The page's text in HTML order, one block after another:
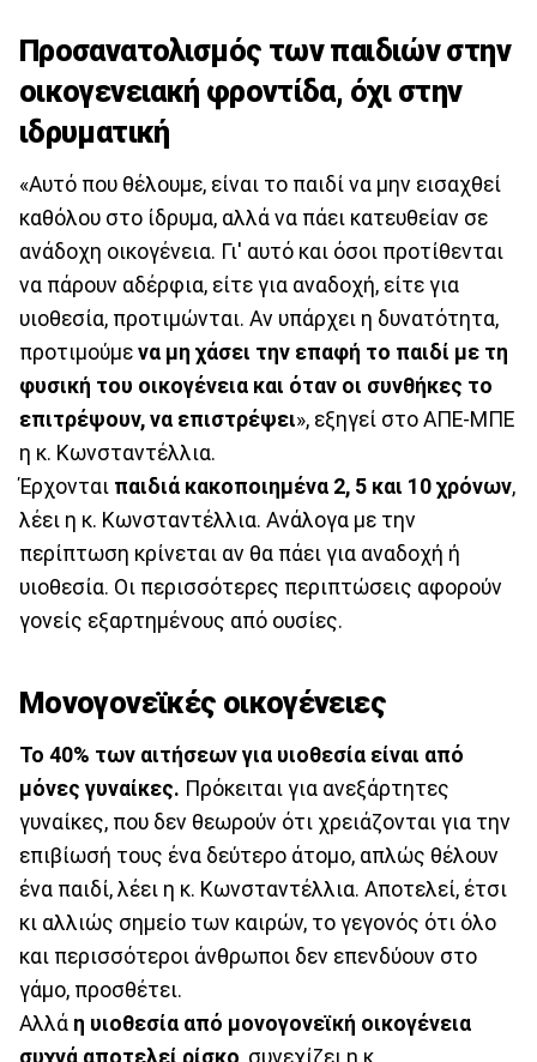
Προσανατολισμός των παιδιών στην
οικογενειακή φροντίδα, όχι στην
ιδρυματική
«Αυτό που θέλουμε, είναι το παιδί να μην εισαχθεί
καθόλου στο ίδρυμα, αλλά να πάει κατευθείαν σε
ανάδοχη οικογένεια. Γι' αυτό και όσοι προτίθενται
να πάρουν αδέρφια, είτε για αναδοχή, είτε για
υιοθεσία, προτιμώνται. Αν υπάρχει η δυνατότητα,
προτιμούμε να μη χάσει την επαφή το παιδί με τη
φυσική του οικογένεια και όταν οι συνθήκες το
επιτρέψουν, να επιστρέψει», εξηγεί στο ΑΠΕ-ΜΠΕ
η κ. Κωνσταντέλλια.
Έρχονται παιδιά κακοποιημένα 2, 5 και 10 χρόνων,
λέει η κ. Κωνσταντέλλια. Ανάλογα με την
περίπτωση κρίνεται αν θα πάει για αναδοχή ή
υιοθεσία. Οι περισσότερες περιπτώσεις αφορούν
γονείς εξαρτημένους από ουσίες.
Μονογονεϊκές οικογένειες
Το 40% των αιτήσεων για υιοθεσία είναι από
μόνες γυναίκες. Πρόκειται για ανεξάρτητες
γυναίκες, που δεν θεωρούν ότι χρειάζονται για την
επιβίωσή τους ένα δεύτερο άτομο, απλώς θέλουν
ένα παιδί, λέει η κ. Κωνσταντέλλια. Αποτελεί, έτσι
κι αλλιώς σημείο των καιρών, το γεγονός ότι όλο
και περισσότεροι άνθρωποι δεν επενδύουν στο
γάμο, προσθέτει.
Αλλά η υιοθεσία από μονογονεϊκή οικογένεια